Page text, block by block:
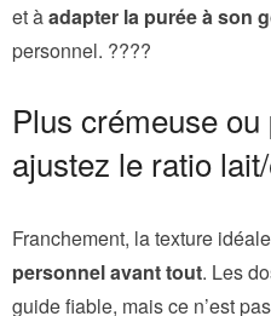
et àadapter la purée à son
personnel. ????
Plus crémeuse
ajustez le ratio
Franchement, la texture
personnel avant tout. Les
guide fiable, mais ce n’est